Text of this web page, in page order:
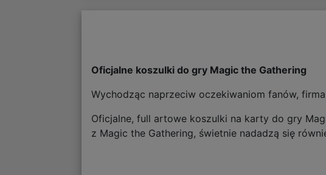
Oficjalne koszulki do gry Magic the Gathering
Wychodząc naprzeciw oczekiwaniom fanów,
Oficjalne, full artowe koszulki na karty do gry
z Magic the Gathering, świetnie nadadzą się